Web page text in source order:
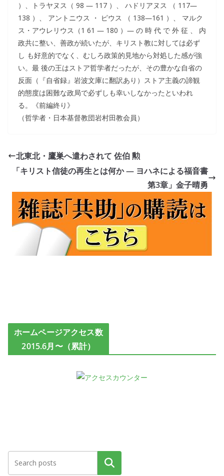
）、トラヤヌス（ 98 ― 117 ）、 ハドリアヌス （ 117―
138 ）、 アントニウス ・ ピウス （ 138―161 ）、 マルク
ス・アウレリウス（1 61 ― 180 ）― の 時 代 で 外 征 、 内
政共に整い、善政が続いたが、キリスト教に対しては必ず
し も好意的でなく、むしろ政策的見地から対処した感が強
い。最 後の王はストア哲学者だったが、その豊かな自省の
反面（『自省録』岩波文庫に翻訳あり）ストア主義の諦観
的態度は困難な政局で必ずしも幸いしなかったといわれ
る。《前編終り》
（哲学者・日本基督教団岩村田教会員）
北東北・鷹巣へ遣わされて 佐伯 勲
「キリスト信徒の再生とは何か — ヨハネによる福音書
第3章」金子晴勇
ホームページアクセス数
2015.6月〜（累計）
検索